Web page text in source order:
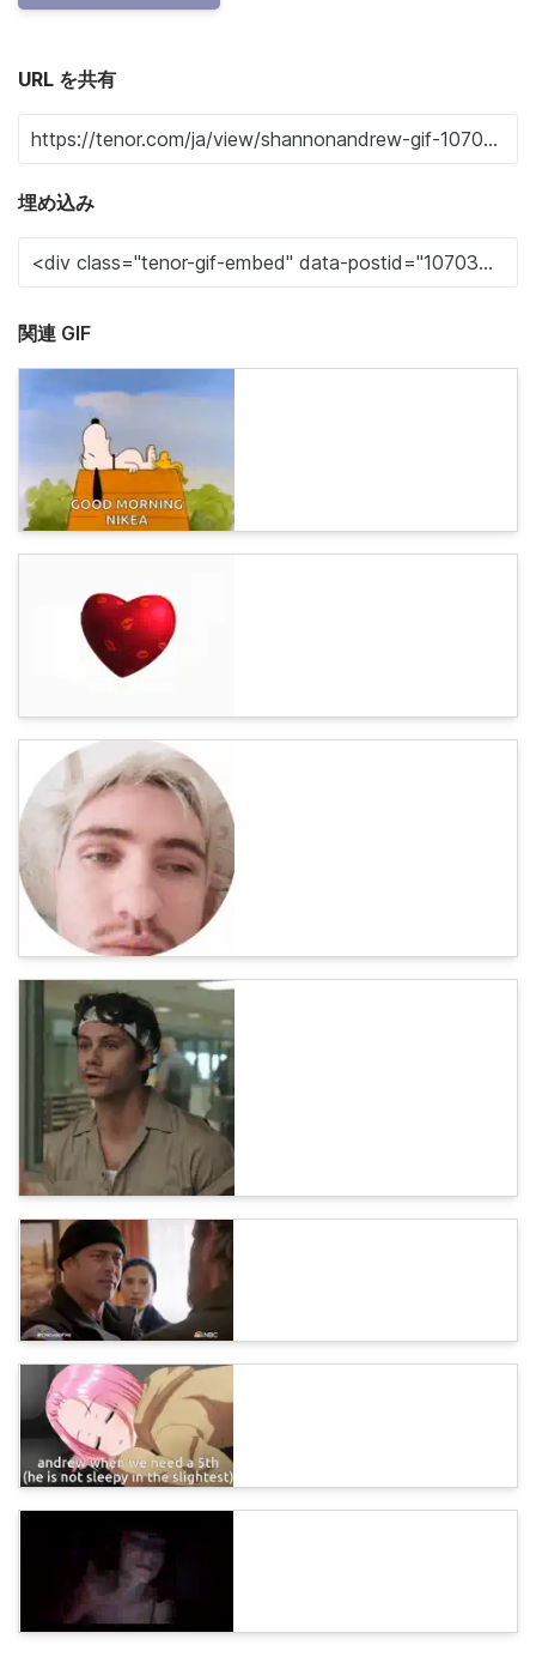
URL を共有
埋め込み
関連 GIF